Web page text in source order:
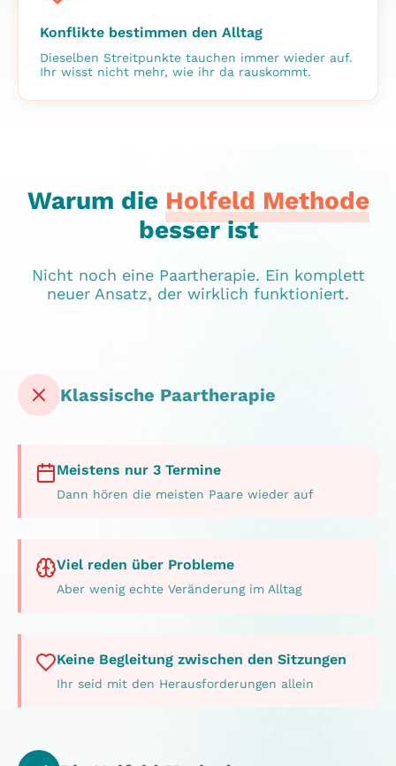
Konflikte bestimmen den Alltag
Dieselben Streitpunkte tauchen immer wieder auf.
Ihr wisst nicht mehr, wie ihr da rauskommt.
Warum die Holfeld Methode
besser ist
Nicht noch eine Paartherapie. Ein komplett
neuer Ansatz, der wirklich funktioniert.
Klassische Paartherapie
Meistens nur 3 Termine
Dann hören die meisten Paare wieder auf
Viel reden über Probleme
Aber wenig echte Veränderung im Alltag
Keine Begleitung zwischen den Sitzungen
Ihr seid mit den Herausforderungen allein